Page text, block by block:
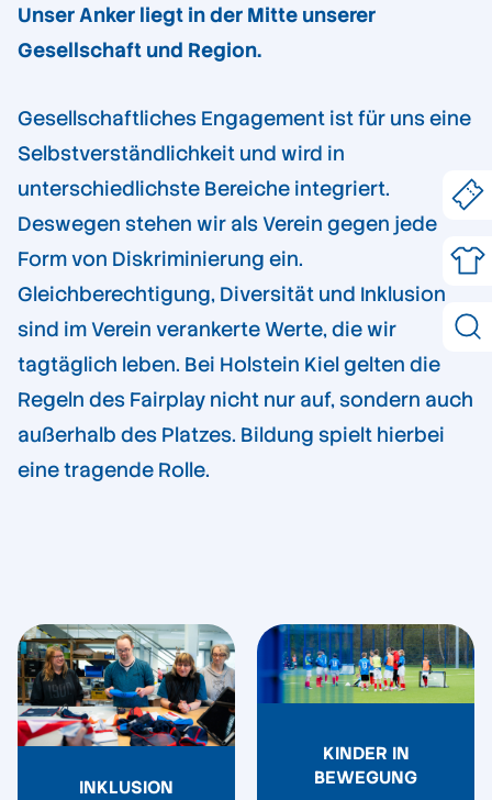
Unser Anker liegt in der Mitte unserer
Gesellschaft und Region.
Gesellschaftliches Engagement ist für uns eine
Selbstverständlichkeit und wird in
unterschiedlichste Bereiche integriert.
Deswegen stehen wir als Verein gegen jede
Form von Diskriminierung ein.
Gleichberechtigung, Diversität und Inklusion
sind im Verein verankerte Werte, die wir
tagtäglich leben. Bei Holstein Kiel gelten die
Regeln des Fairplay nicht nur auf, sondern auch
außerhalb des Platzes. Bildung spielt hierbei
eine tragende Rolle.
INKLUSION
KINDER IN
BEWEGUNG